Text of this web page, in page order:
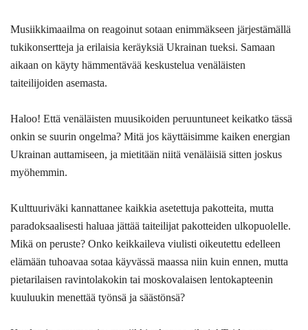
Musiikkimaailma on reagoinut sotaan enimmäkseen järjestämällä
tukikonsertteja ja erilaisia keräyksiä Ukrainan tueksi. Samaan
aikaan on käyty hämmentävää keskustelua venäläisten
taiteilijoiden asemasta.
Haloo! Että venäläisten muusikoiden peruuntuneet keikatko tässä
onkin se suurin ongelma? Mitä jos käyttäisimme kaiken energian
Ukrainan auttamiseen, ja mietitään niitä venäläisiä sitten joskus
myöhemmin.
Kulttuuriväki kannattanee kaikkia asetettuja pakotteita, mutta
paradoksaalisesti haluaa jättää taiteilijat pakotteiden ulkopuolelle.
Mikä on peruste? Onko keikkaileva viulisti oikeutettu edelleen
elämään tuhoavaa sotaa käyvässä maassa niin kuin ennen, mutta
pietarilaisen ravintolakokin tai moskovalaisen lentokapteenin
kuuluukin menettää työnsä ja säästönsä?